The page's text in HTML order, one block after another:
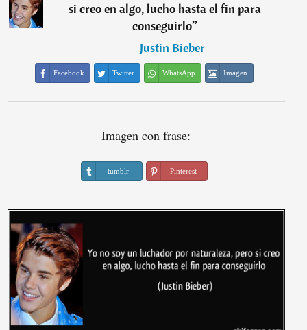
si creo en algo, lucho hasta el fin para
conseguirlo”
―Justin Bieber
Facebook Twitter WhatsApp Imagen
Imagen con frase:
tumblr Pinterest